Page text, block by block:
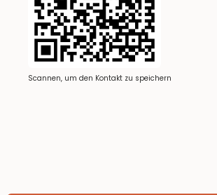
Scannen, um den Kontakt zu speichern